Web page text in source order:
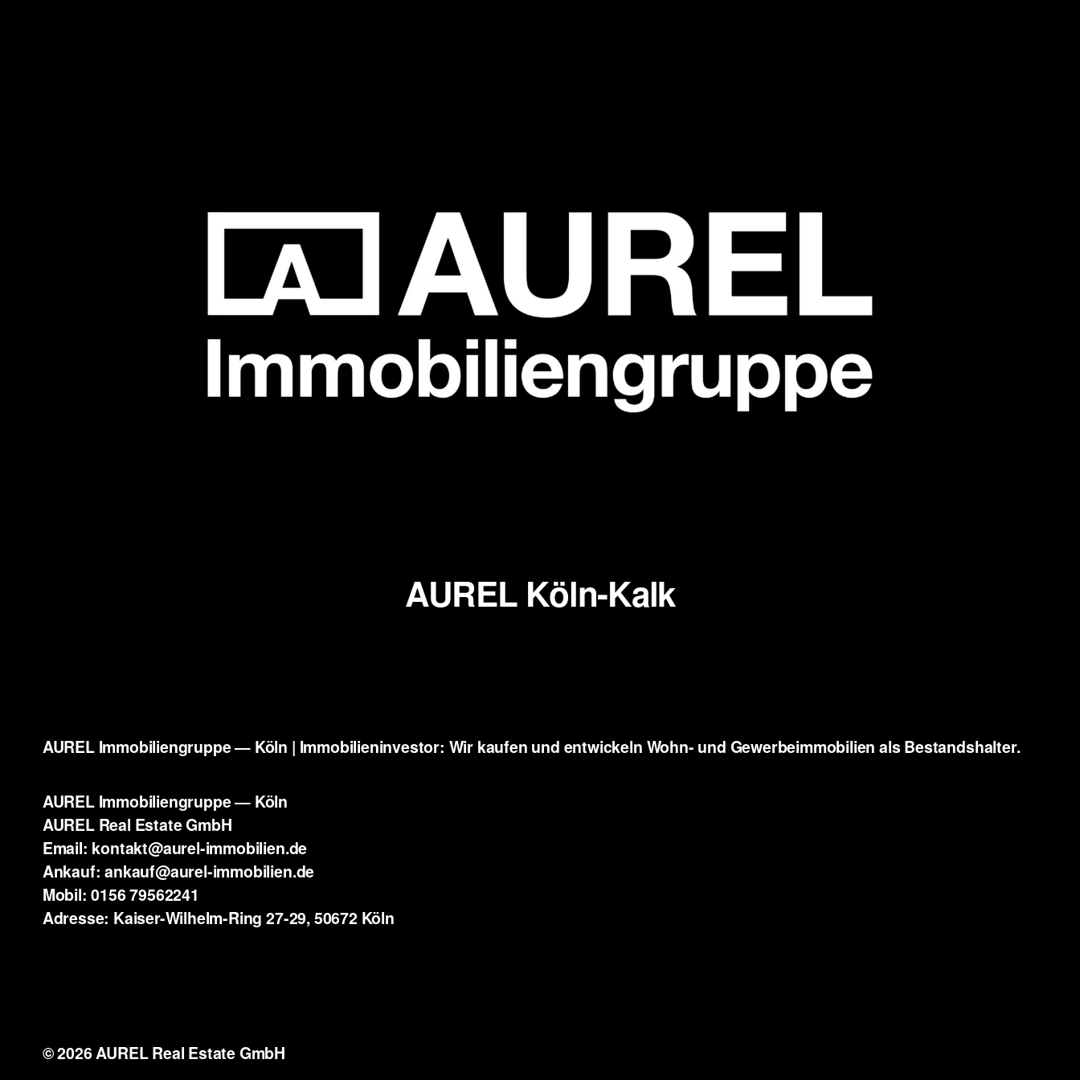
AUREL Köln-Kalk
AUREL Immobiliengruppe — Köln | Immobilieninvestor: Wir kaufen und entwickeln Wohn- und Gewerbeimmobilien als Bestandshalter.
AUREL Immobiliengruppe — Köln
AUREL Real Estate GmbH
Email: kontakt@aurel-immobilien.de
Ankauf: ankauf@aurel-immobilien.de
Mobil: 0156 79562241
Adresse: Kaiser-Wilhelm-Ring 27-29, 50672 Köln
© 2026 AUREL Real Estate GmbH